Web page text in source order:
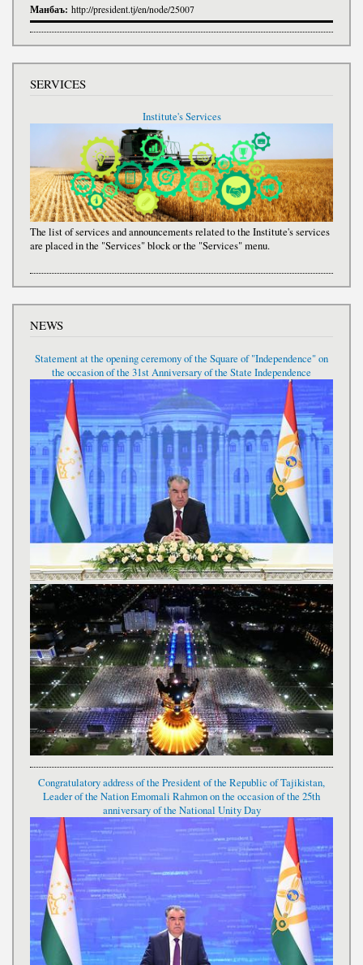
Манбаъ: http://president.tj/en/node/25007
SERVICES
Institute's Services
The list of services and announcements related to the Institute's services
are placed in the "Services" block or the "Services" menu.
NEWS
Statement at the opening ceremony of the Square of "Independence" on
the occasion of the 31st Anniversary of the State Independence
Congratulatory address of the President of the Republic of Tajikistan,
Leader of the Nation Emomali Rahmon on the occasion of the 25th
anniversary of the National Unity Day